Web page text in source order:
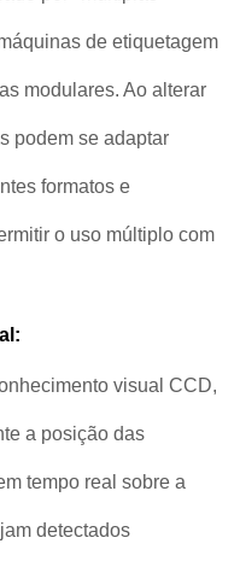
de etiquetagem
modulares. Ao alterar
podem se adaptar
formatos e
o uso múltiplo com
visual CCD,
a posição das
tempo real sobre a
detectados